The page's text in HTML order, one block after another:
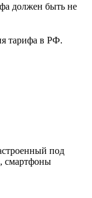
должен быть не
тарифа в РФ.
под
смартфоны